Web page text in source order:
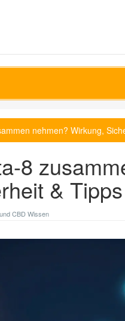
nehmen? Wirkung,
8
& Tipps
CBD Wissen